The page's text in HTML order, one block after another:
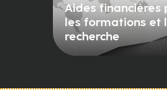
Aides financières
les formations et
recherche